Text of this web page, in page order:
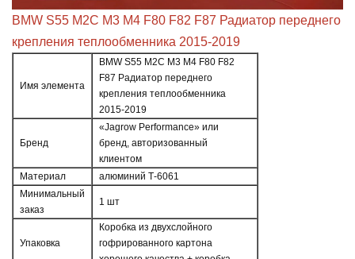
BMW S55 M2C M3 M4 F80 F82 F87 Радиатор переднего
крепления теплообменника 2015-2019
Имя элемента
BMW S55 M2C M3 M4 F80 F82
F87 Радиатор переднего
крепления теплообменника
2015-2019
Бренд
«Jagrow Performance» или
бренд, авторизованный
клиентом
Материал
алюминий Т-6061
Минимальный
заказ
1 шт
Упаковка
Коробка из двухслойного
гофрированного картона